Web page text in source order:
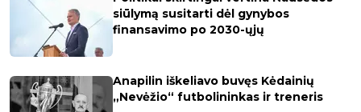
siūlymą susitarti dėl gynybos
finansavimo po 2030-ųjų
Anapilin iškeliavo buvęs Kėdainių
„Nevėžio“ futbolininkas ir treneris